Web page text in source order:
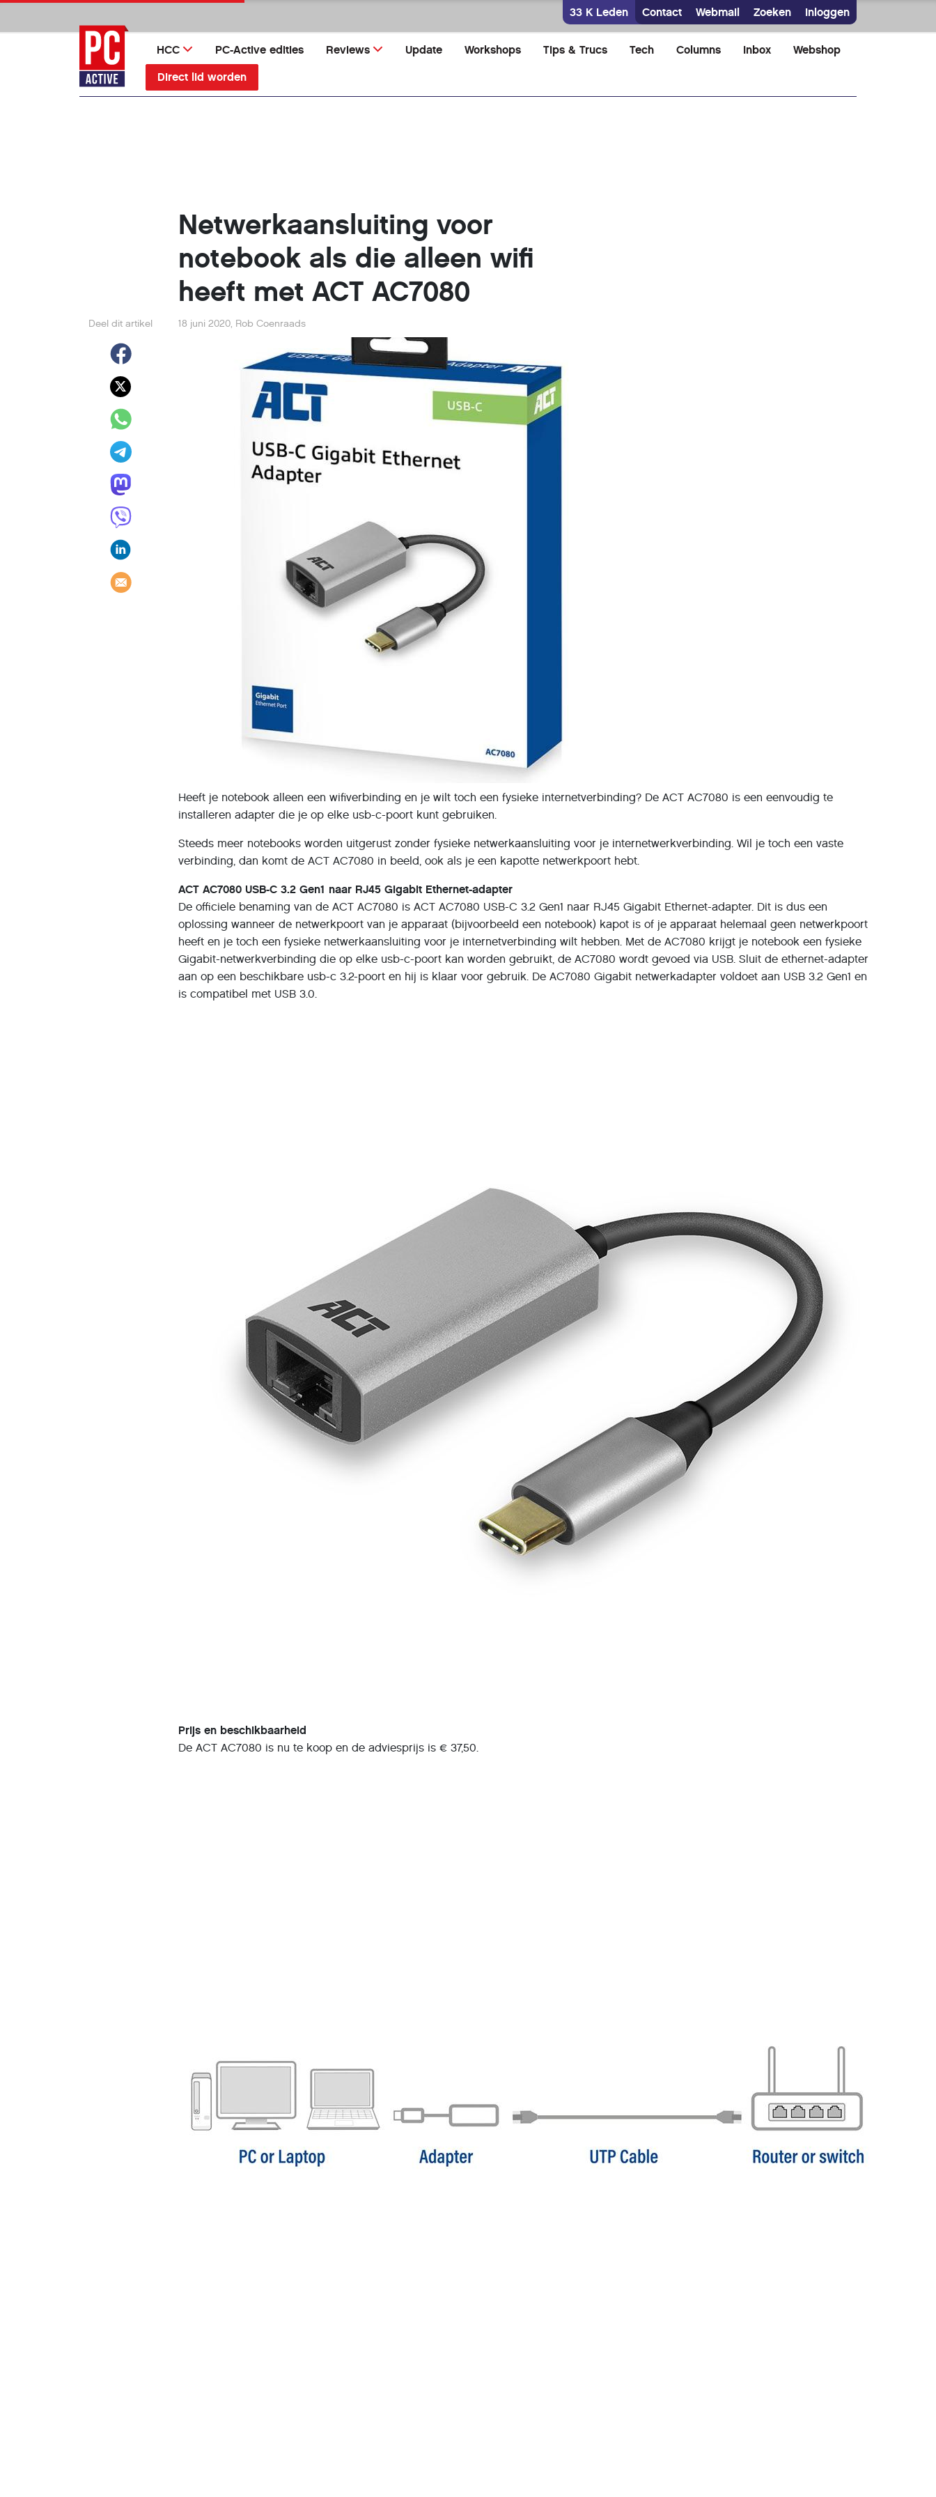
direct
naar
inhoud
33 K Leden Contact Webmail Zoeken Inloggen
HCC PC-Active edities Reviews Update Workshops Tips & Trucs Tech Columns Inbox Webshop
Direct lid worden
Netwerkaansluiting voor
notebook als die alleen wifi
heeft met ACT AC7080
Deel dit artikel 18 juni 2020, Rob Coenraads
Heeft je notebook alleen een wifiverbinding en je wilt toch een fysieke internetverbinding? De ACT AC7080 is een eenvoudig te
installeren adapter die je op elke usb-c-poort kunt gebruiken.
Steeds meer notebooks worden uitgerust zonder fysieke netwerkaansluiting voor je internetwerkverbinding. Wil je toch een vaste
verbinding, dan komt de ACT AC7080 in beeld, ook als je een kapotte netwerkpoort hebt.
ACT AC7080 USB-C 3.2 Gen1 naar RJ45 Gigabit Ethernet-adapter
De officiele benaming van de ACT AC7080 is ACT AC7080 USB-C 3.2 Gen1 naar RJ45 Gigabit Ethernet-adapter. Dit is dus een
oplossing wanneer de netwerkpoort van je apparaat (bijvoorbeeld een notebook) kapot is of je apparaat helemaal geen netwerkpoort
heeft en je toch een fysieke netwerkaansluiting voor je internetverbinding wilt hebben. Met de AC7080 krijgt je notebook een fysieke
Gigabit-netwerkverbinding die op elke usb-c-poort kan worden gebruikt, de AC7080 wordt gevoed via USB. Sluit de ethernet-adapter
aan op een beschikbare usb-c 3.2-poort en hij is klaar voor gebruik. De AC7080 Gigabit netwerkadapter voldoet aan USB 3.2 Gen1 en
is compatibel met USB 3.0.
Prijs en beschikbaarheid
De ACT AC7080 is nu te koop en de adviesprijs is € 37,50.